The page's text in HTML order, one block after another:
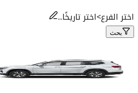
اختر الفرع>اختر تاريخًا...
بحث